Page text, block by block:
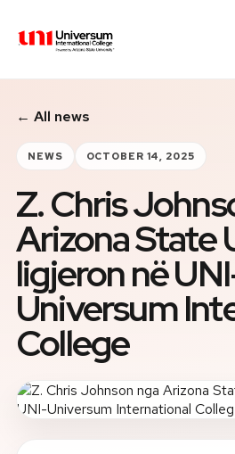
Universum University
MENU
Home
Admissions
Programs
Student Life
International
Powered by ASU
← All news
NEWS OCTOBER 14, 2025
Z. Chris
Arizona State
ligjeron në
Universum
College